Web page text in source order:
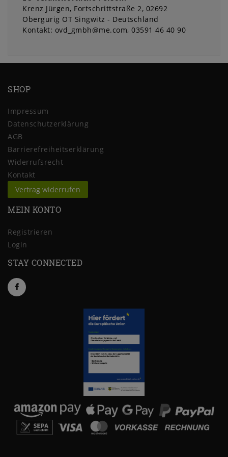
Krenz Jürgen Fortschrittstraße 2 02692
Obergurig OT Singwitz
Deutschland
Kontakt: ovd_gmbh@me.com 03591 46 40 90
SHOP
Impressum
Daten­schutz­erklärung
AGB
Barrierefreiheitserklärung
Widerrufs­recht
Kontakt
Vertrag widerrufen
MEIN KONTO
Registrieren
Login
STAY CONNECTED